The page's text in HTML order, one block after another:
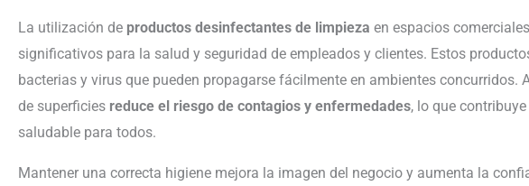
La utilización de productos desinfectantes de limpieza en espacios
significativos para la salud y seguridad de empleados y clientes. Estos
bacterias y virus que pueden propagarse fácilmente en ambientes concurridos.
de superficies reduce el riesgo de contagios y enfermedades, lo que
saludable para todos.
Mantener una correcta higiene mejora la imagen del negocio y aumenta la